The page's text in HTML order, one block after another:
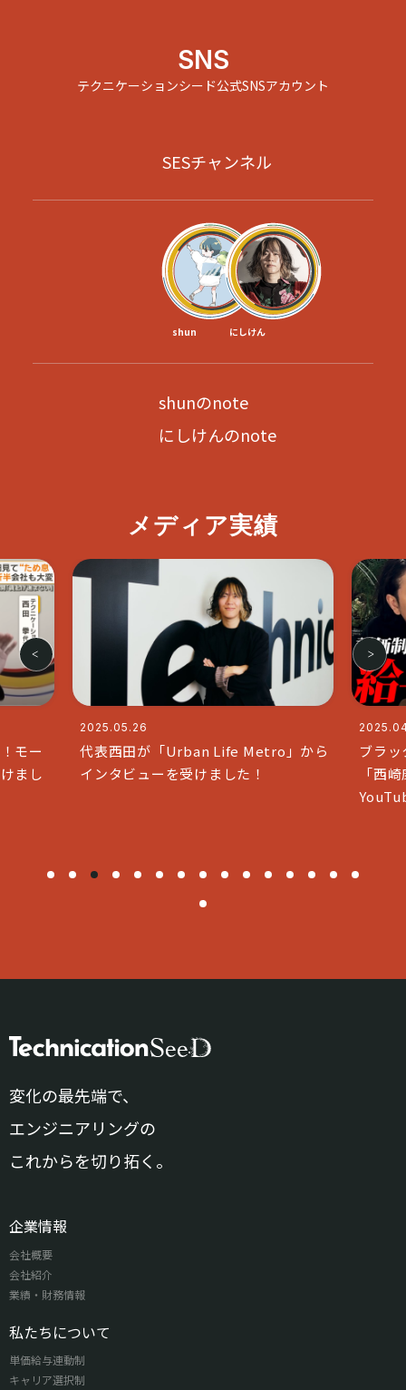
SNS
テクニケーションシード公式SNSアカウント
SESチャンネル
shun にしけん
shunのnote
にしけんのnote
メディア実績
Metro」から
！
2025.04.11
ブラックな社長で人気のチャンネル
「西崎康平 ブラックな社長」と
変化の最先端で、
エンジニアリングの
これからを切り拓く。
企業情報
会社概要
会社紹介
業績・財務情報
私たちについて
単価給与連動制
キャリア選択制